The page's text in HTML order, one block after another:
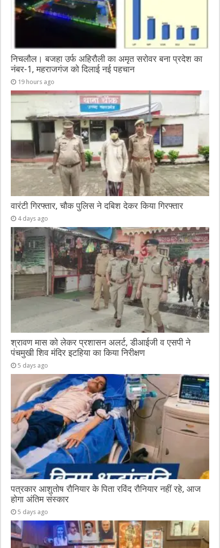
निचलौल। बजहा उर्फ अहिरौली का अमृत सरोवर बना प्रदेश का
नंबर-1, महराजगंज को दिलाई नई पहचान
19 hours ago
वारंटी गिरफ्तार, चौक पुलिस ने दबिश देकर किया गिरफ्तार
4 days ago
श्रावण मास को लेकर प्रशासन अलर्ट, डीआईजी व एसपी ने
पंचमुखी शिव मंदिर इटहिया का किया निरीक्षण
5 days ago
पत्रकार आशुतोष रौनियार के पिता रविंद रौनियार नहीं रहे, आज
होगा अंतिम संस्कार
5 days ago